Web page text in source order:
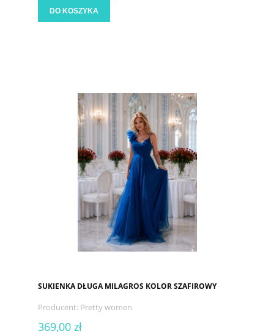
DO KOSZYKA
SUKIENKA DŁUGA MILAGROS KOLOR SZAFIROWY
Producent: Pretty women
369,00 zł